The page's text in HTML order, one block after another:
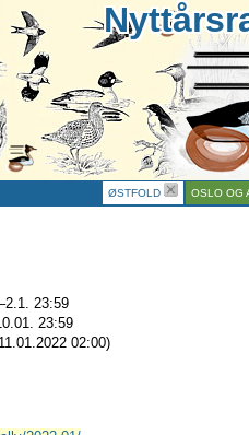
ØSTFOLD OSLO OG
23:59
23:59
11.01.2022 02:00)